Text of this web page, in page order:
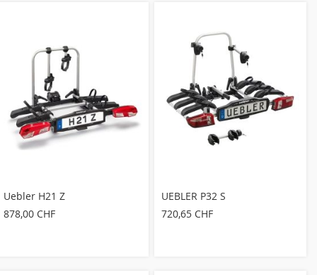
Uebler H21 Z
878,00 CHF
UEBLER P32 S
720,65 CHF